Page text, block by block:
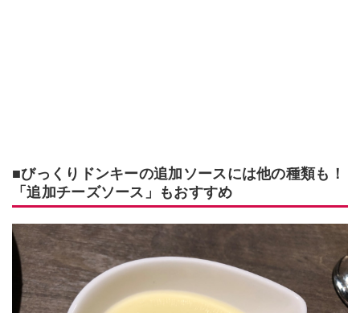
■びっくりドンキーの追加ソースには他の種類も！
「追加チーズソース」もおすすめ